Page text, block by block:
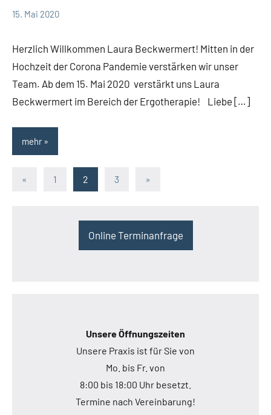
15. Mai 2020
Herzlich Willkommen Laura Beckwermert! Mitten in der
Hochzeit der Corona Pandemie verstärken wir unser
Team. Ab dem 15. Mai 2020 verstärkt uns Laura
Beckwermert im Bereich der Ergotherapie! Liebe […]
mehr
Beitragsnavigation
« Vorherige
1 2 3
Nächste
»
Online Terminanfrage
Unsere Öffnungszeiten
Unsere Praxis ist für Sie von
Mo. bis Fr. von
8:00 bis 18:00 Uhr besetzt.
Termine nach Vereinbarung!